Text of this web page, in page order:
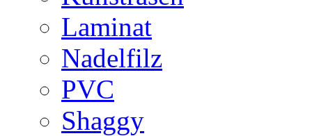
Laminat
Nadelfilz
PVC
Shaggy